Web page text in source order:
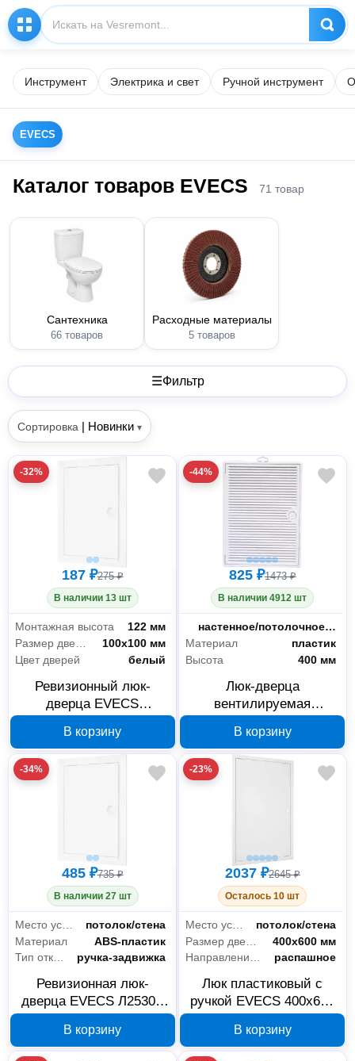
Инструмент Электрика и свет Ручной инструмент
EVECS
Каталог товаров EVECS 71 товар
Сантехника
66 товаров
Расходные материалы
5 товаров
☰Фильтр
Сортировка | Новинки ▾
-32%
187 ₽275 ₽
В наличии 13 шт
Монтажная высота
122 мм
100х100 мм
Цвет дверей
белый
Ревизионный люк-
дверца EVECS
ручкой и фланцем
98x98
В корзину
-44%
825 ₽1473 ₽
В наличии 4912 шт
Тип
настенное/потолочное крепление
Материал
пластик
Высота
400 мм
Люк-дверца
вентилируемая
Декофот 3040ДФ
300х400 мм, арт. 233-
В корзину
-34%
485 ₽735 ₽
В наличии 27 шт
потолок/стена
Материал
ABS-пластик
Тип открывания
ручка-задвижка
Ревизионная люк-
дверца EVECS Л2530Р
246x296, с ручкой
В корзину
-23%
2037 ₽2645 ₽
Осталось 10 шт
Место установки
потолок/стена
400х600 мм
Направление открывания
распашное
Люк пластиковый с
ручкой EVECS 400x600
В корзину